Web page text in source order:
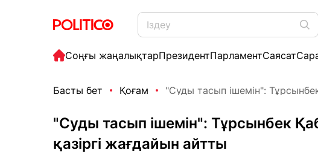
Соңғы жаңалықтарПрезидентПарламентСаясат
Басты бет Қоғам "Суды тасып ішемін":
"Суды тасып ішемін": Тұрсынбек
қазіргі жағдайын айтты